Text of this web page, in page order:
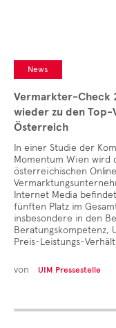
News
Vermarkter-Check
wieder zu den
Österreich
In einer Studie der
Momentum Wien wird
österreichischen
Internet Media
fünften Platz im
insbesondere in den
Beratungskompetenz,
Preis-Leistungs-
von UIM Pressestelle